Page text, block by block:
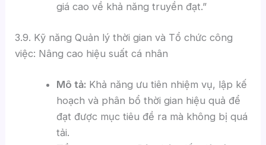
giá cao về khả năng truyền đạt.”
3.9. Kỹ năng Quản lý thời gian và Tổ chức công
việc: Nâng cao hiệu suất cá nhân
Mô tả: Khả năng ưu tiên nhiệm vụ, lập kế
hoạch và phân bổ thời gian hiệu quả để
đạt được mục tiêu đề ra mà không bị quá
tải.